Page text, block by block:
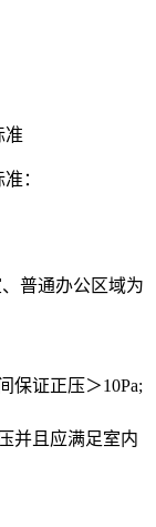
准
：
普通办公区域为
保证正压＞10Pa;
并且应满足室内